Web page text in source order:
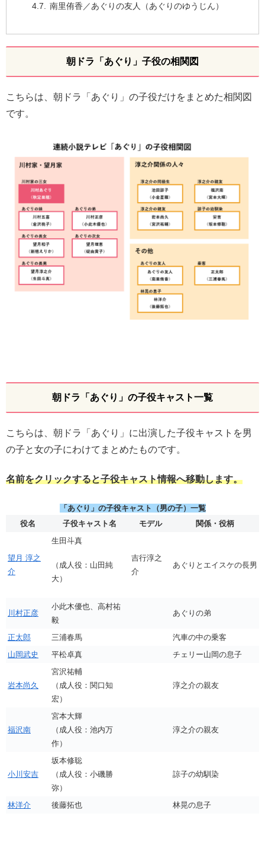
南里侑香／あぐりの友人（あぐりのゆうじん）
朝ドラ「あぐり」子役の相関図
こちらは、朝ドラ「あぐり」の子役だけをまとめた相関図
です。
朝ドラ「あぐり」の子役キャスト一覧
こちらは、朝ドラ「あぐり」に出演した子役キャストを男
の子と女の子にわけてまとめたものです。
名前をクリックすると子役キャスト情報へ移動します。
「あぐり」の子役キャスト（男の子）一覧
役名
子役キャスト名 モデル 関係・役柄
望月 淳之
介
生田斗真
（成人役：山田純
大）
吉行淳之
介
あぐりとエイスケの長男
川村正彦
小此木優也、高村祐
毅
あぐりの弟
正太郎 三浦春馬
汽車の中の乗客
山岡武史
平松卓真 チェリー山岡の息子
岩本尚久
宮沢祐輔
（成人役：関口知
宏）
淳之介の親友
福沢南
宮本大輝
（成人役：池内万
作）
淳之介の親友
小川安吉
坂本修聡
（成人役：小磯勝
弥）
諒子の幼馴染
林洋介 後藤拓也 林晃の息子